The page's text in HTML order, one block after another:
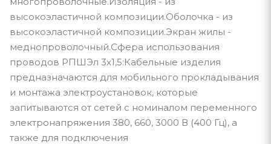
высокоэластичной композиции.Оболочка - из
высокоэластичной композиции.Экран жилы -
меднопроволочный.Сфера использования
проводов РПШЭл 3х1,5:Кабельные изделия
предназначаются для мобильного прокладывания
и монтажа электроустановок, которые
запитываются от сетей с номиналом переменного
электронапряжения 380, 660, 3000 В (400 Гц), а
также для подключения